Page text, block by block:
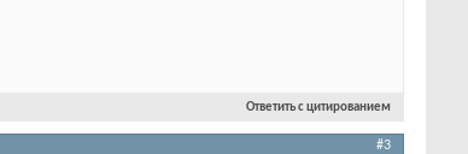
Ответить с цитированием
#3